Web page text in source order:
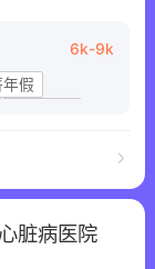
6k-9k
假
脏病医院